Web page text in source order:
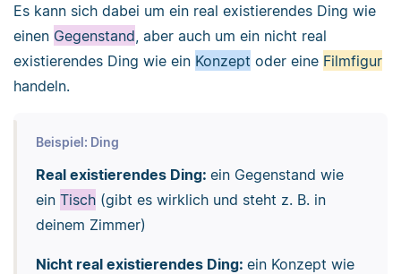
Es kann sich dabei um ein real existierendes Ding wie
einen Gegenstand , aber auch um ein nicht real
existierendes Ding wie ein Konzept oder eine Filmfigur
handeln.
Beispiel: Ding
Real existierendes Ding: ein Gegenstand wie
ein Tisch(gibt es wirklich und steht z. B. in
deinem Zimmer)
Nicht real existierendes Ding: ein Konzept wie